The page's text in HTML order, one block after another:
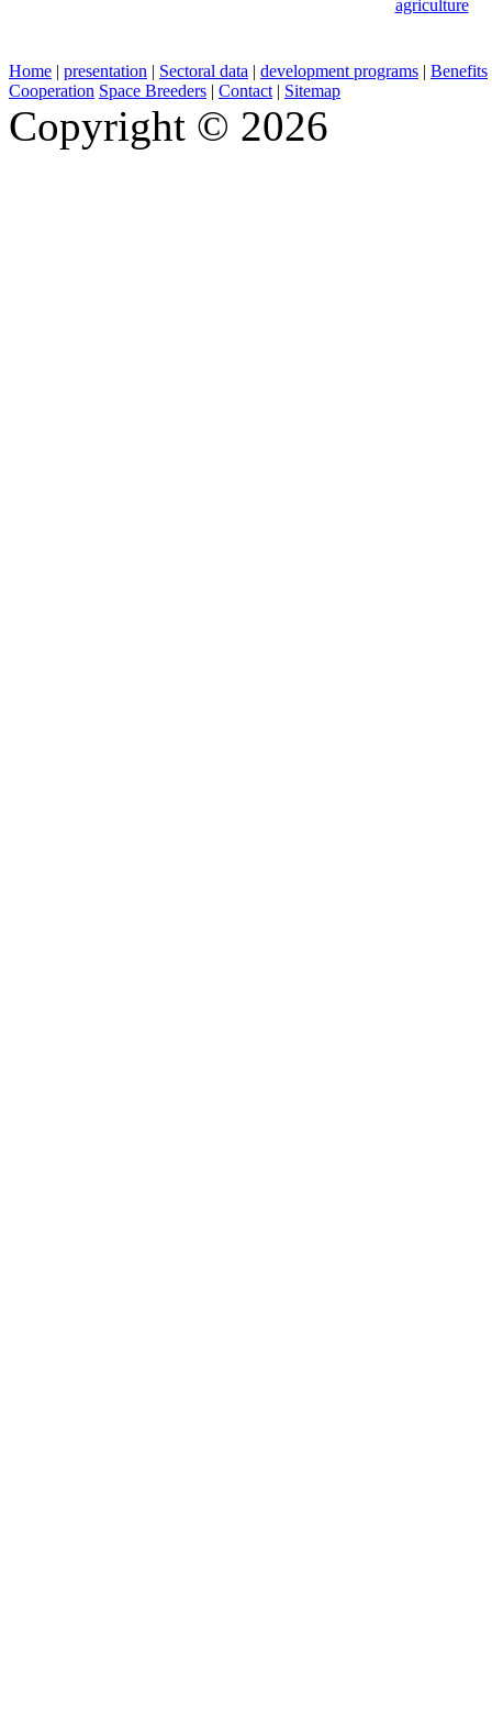
Home | presentation | Sectoral data | development programs | Benefits
Cooperation Space Breeders | Contact | Sitemap
Copyright © 2026